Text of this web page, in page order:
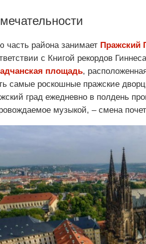
часть района занимает Пражский
с Книгой рекордов
площадь,
самые роскошные пражские
град ежедневно в полдень
музыкой, – смена